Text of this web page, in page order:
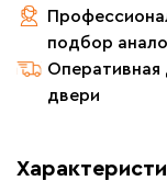
подбор
Оперативная
двери